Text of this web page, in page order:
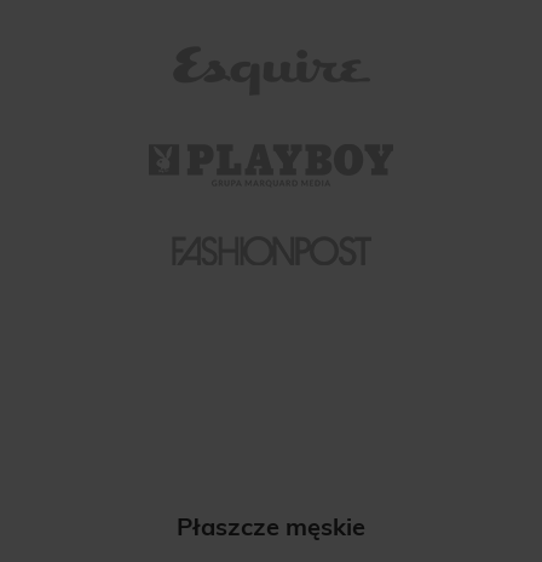
Płaszcze męskie